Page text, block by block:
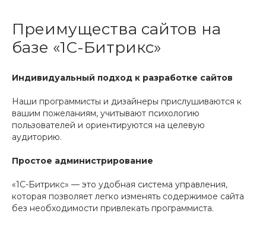
Преимущества сайтов на
базе «1С-Битрикс»
Индивидуальный подход к разработке сайтов
Наши программисты и дизайнеры прислушиваются к
вашим пожеланиям, учитывают психологию
пользователей и ориентируются на целевую
аудиторию.
Простое администрирование
«1С-Битрикс» — это удобная система управления,
которая позволяет легко изменять содержимое сайта
без необходимости привлекать программиста.